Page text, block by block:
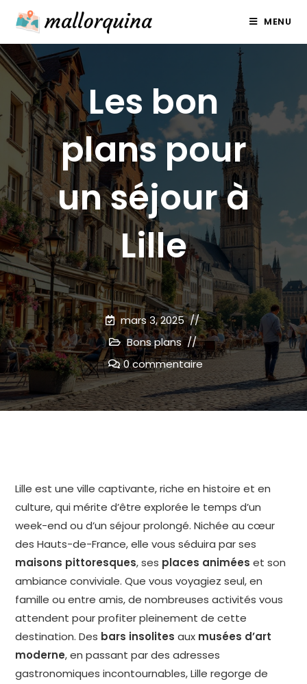
content
MENU
Les bon
plans pour
un séjour à
Lille
mars 3, 2025
Bons plans
0 commentaire
Lille est une ville captivante, riche en histoire et en
culture, qui mérite d’être explorée le temps d’un
week-end ou d’un séjour prolongé. Nichée au cœur
des Hauts-de-France, elle vous séduira par ses
maisons pittoresques, ses places animées et son
ambiance conviviale. Que vous voyagiez seul, en
famille ou entre amis, de nombreuses activités vous
attendent pour profiter pleinement de cette
destination. Des bars insolites aux musées d’art
moderne, en passant par des adresses
gastronomiques incontournables, Lille regorge de